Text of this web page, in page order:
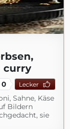
curry
0 Lecker
Sahne, Käse
Bildern
sie